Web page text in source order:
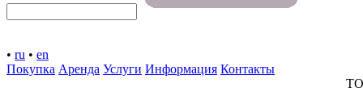
• ru • en
Покупка Аренда Услуги Информация Контакты